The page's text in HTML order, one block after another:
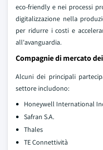
eco-friendly e nei processi
digitalizzazione nella
per ridurre i costi e
all'avanguardia.
Compagnie di mercato
Alcuni dei principali
settore includono:
Honeywell International
Safran S.A.
Thales
TE Connettività